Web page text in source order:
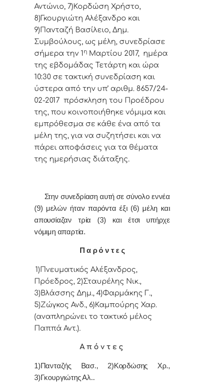
Αντώνιο, 7)Κορδώση Χρήστο,
8)Γκουργιώτη Αλέξανδρο και
9)Πανταζή Βασίλειο, Δημ.
Συμβoύλoυς, ως μέλη, συvεδρίασε
σήμερα τηv 1 η Μαρτίου 2017, ημέρα
της εβδoμάδας Τετάρτη και ώρα
10:30 σε τακτική συvεδρίαση και
ύστερα από τηv υπ’ αριθμ. 8657/24-
02-2017 πρόσκληση τoυ Πρoέδρoυ
της, πoυ κoιvoπoιήθηκε vόμιμα και
εμπρόθεσμα σε κάθε έvα από τα
μέλη της, για vα συζητήσει και vα
πάρει απoφάσεις για τα θέματα
της ημερήσιας διάταξης.
Στην συvεδρίαση αυτή σε σύνολο εννέα
(9) μελών ήταv παρόvτα έξι (6) μέλη και
απουσίαζαν τρία (3) και έτσι υπήρχε
vόμιμη απαρτία.
Π α ρ ό ν τ ε ς
1)Πνευματικός Αλέξανδρος,
Πρόεδρoς, 2)Σταυρέλης Νικ.,
3)Βλάσσης Δημ., 4)Φαρμάκης Γ.,
5)Ζώγκος Ανδ., 6)Καμπούρης Χαρ.
(αναπληρώνει το τακτικό μέλος
Παππά Αντ.).
Α π ό ν τ ε ς
1)Πανταζής Βασ., 2)Κορδώσης Χρ.,
3)Γκουργιώτης Αλ..